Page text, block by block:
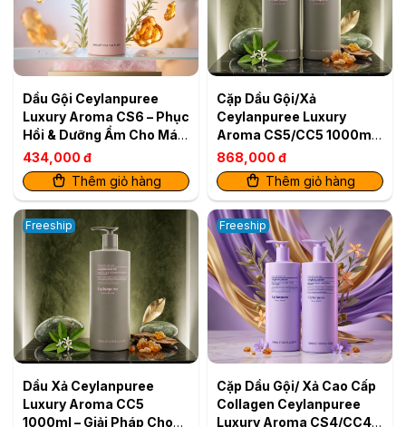
Dầu Gội Ceylanpuree
Luxury Aroma CS6 – Phục
Hồi & Dưỡng Ẩm Cho Mái
Tóc Mềm Mượt Chuẩn
Salon
434,000 đ
Thêm giỏ hàng
Cặp Dầu Gội/Xả
Ceylanpuree Luxury
Aroma CS5/CC5 1000ml
– Giải Pháp Cho Da Đầu
Gàu Ngứa, Tóc Khô Xơ
868,000 đ
Thêm giỏ hàng
Freeship
Dầu Xả Ceylanpuree
Luxury Aroma CC5
1000ml – Giải Pháp Cho
Freeship
Cặp Dầu Gội/ Xả Cao Cấp
Collagen Ceylanpuree
Luxury Aroma CS4/CC4